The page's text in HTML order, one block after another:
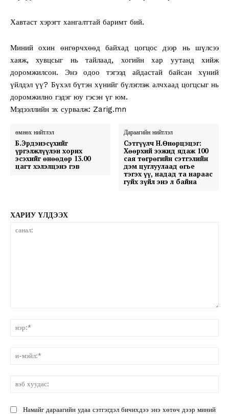
Хавтаст хэрэгт хангалттай баримт бий.
Миний охин өнгөрчхөөд байхад цогцос дээр нь шүлсээ
хаяж, хувцсыг нь тайлаад, хогийн хар уутанд хийж
доромжилсон. Энэ одоо тэгээд айдастай байсан хүний
үйлдэл үү? Бүхэл бүтэн хүнийг бүлэглэж алчхаад цогцсыг нь
доромжилно гэдэг юу гэсэн үг юм.
Мэдээллийн эх сурвалж: Zarig.mn
өмнөх нийтлэл
Б.Эрдэнэсүхийг
үргэлжлүүлэн хорих
эсэхийг өнөөдөр 13.00
цагт хэлэлцэнэ гэв
Дараагийн нийтлэл
Сэтгүүлч Н.Өнөрцэцэг:
Хөөрхий ээжид ядаж 100
сая төгрөгийн сэтгэлийн
дэм цуглуулаад өгье
тэгэх үү, надад та нараас
гуйх зүйл энэ л байна
ХАРИУ ҮЛДЭЭХ
Намайг дараагийн удаа сэтгэгдэл бичихдээ энэ хөтөч дээр миний